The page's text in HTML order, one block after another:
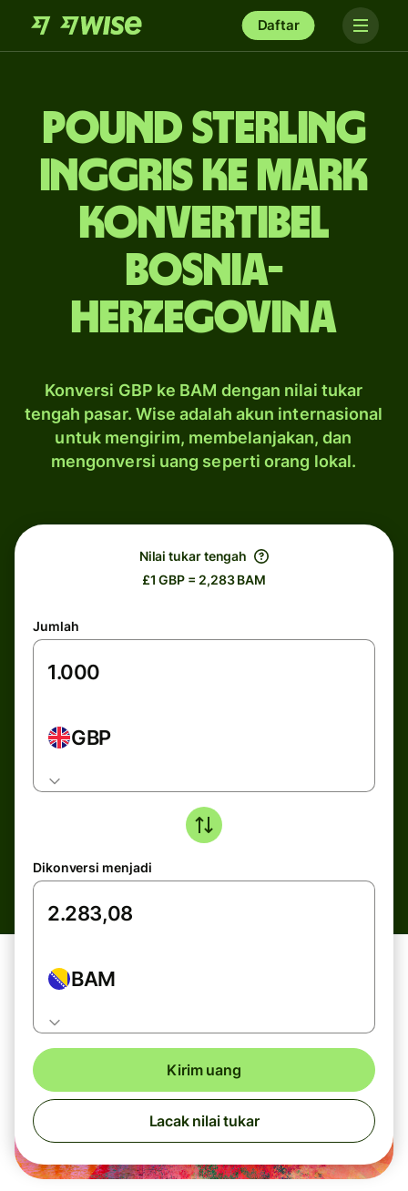
Daftar
pound sterling
Inggris ke mark
konvertibel
Bosnia-
Herzegovina
Konversi GBP ke BAM dengan nilai tukar
tengah pasar. Wise adalah akun internasional
untuk mengirim, membelanjakan, dan
mengonversi uang seperti orang lokal.
Nilai tukar tengah
£1 GBP = 2,283 BAM
Jumlah
GBP
Dikonversi menjadi
BAM
Kirim uang
Lacak nilai tukar